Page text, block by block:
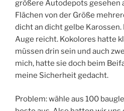
größere Autodepots gesehen
Flächen von der Größe
dicht an dicht gelbe
Auge reicht. Kokolores hatte
müssen drin sein und auch
mich, hatte sie doch beim
meine Sicherheit gedacht.
Problem: wähle aus 100